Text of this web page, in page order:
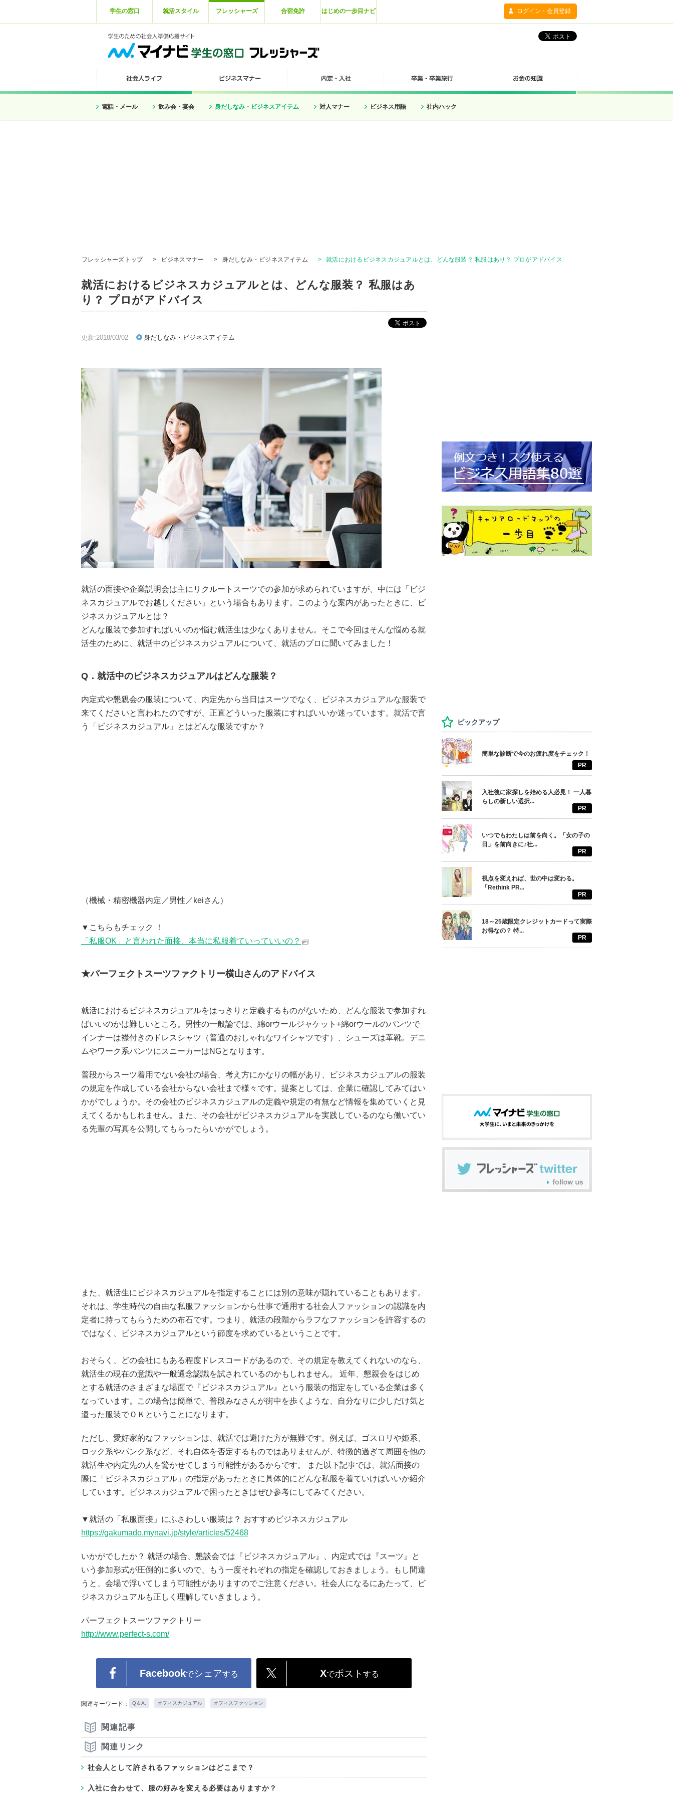
学生の窓口 就活スタイル フレッシャーズ 合宿免許 はじめの一歩目ナビ ログイン・会員登録
電話・メール 飲み会・宴会 身だしなみ・ビジネスアイテム 対人マナー ビジネス用語 社内ハック
フレッシャーズトップ > ビジネスマナー > 身だしなみ・ビジネスアイテム > 就活におけるビジネスカジュアルとは、どんな服装？ 私服はあり？ プロがアドバイス
就活におけるビジネスカジュアルとは、どんな服装？ 私服はあ
り？ プロがアドバイス
更新:2018/03/02 身だしなみ・ビジネスアイテム
就活の面接や企業説明会は主にリクルートスーツでの参加が求められていますが、中には「ビジ
ネスカジュアルでお越しください」という場合もあります。このような案内があったときに、ビ
ジネスカジュアルとは？
どんな服装で参加すればいいのか悩む就活生は少なくありません。そこで今回はそんな悩める就
活生のために、就活中のビジネスカジュアルについて、就活のプロに聞いてみました！
Q．就活中のビジネスカジュアルはどんな服装？
内定式や懇親会の服装について、内定先から当日はスーツでなく、ビジネスカジュアルな服装で
来てくださいと言われたのですが、正直どういった服装にすればいいか迷っています。就活で言
う「ビジネスカジュアル」とはどんな服装ですか？
（機械・精密機器内定／男性／keiさん）
▼こちらもチェック ！
「私服OK」と言われた面接、本当に私服着ていっていいの？
★パーフェクトスーツファクトリー横山さんのアドバイス
就活におけるビジネスカジュアルをはっきりと定義するものがないため、どんな服装で参加すれ
ばいいのかは難しいところ。男性の一般論では、綿orウールジャケット+綿orウールのパンツで
インナーは襟付きのドレスシャツ（普通のおしゃれなワイシャツです）、シューズは革靴。デニ
ムやワーク系パンツにスニーカーはNGとなります。
普段からスーツ着用でない会社の場合、考え方にかなりの幅があり、ビジネスカジュアルの服装
の規定を作成している会社からない会社まで様々です。提案としては、企業に確認してみてはい
かがでしょうか。その会社のビジネスカジュアルの定義や規定の有無など情報を集めていくと見
えてくるかもしれません。また、その会社がビジネスカジュアルを実践しているのなら働いてい
る先輩の写真を公開してもらったらいかがでしょう。
また、就活生にビジネスカジュアルを指定することには別の意味が隠れていることもあります。
それは、学生時代の自由な私服ファッションから仕事で通用する社会人ファッションの認識を内
定者に持ってもらうための布石です。つまり、就活の段階からラフなファッションを許容するの
ではなく、ビジネスカジュアルという節度を求めているということです。
おそらく、どの会社にもある程度ドレスコードがあるので、その規定を教えてくれないのなら、
就活生の現在の意識や一般通念認識を試されているのかもしれません。 近年、懇親会をはじめ
とする就活のさまざまな場面で『ビジネスカジュアル』という服装の指定をしている企業は多く
なっています。この場合は簡単で、普段みなさんが街中を歩くような、自分なりに少しだけ気と
遣った服装でＯＫということになります。
ただし、愛好家的なファッションは、就活では避けた方が無難です。例えば、ゴスロリや姫系、
ロック系やパンク系など、それ自体を否定するものではありませんが、特徴的過ぎて周囲を他の
就活生や内定先の人を驚かせてしまう可能性があるからです。 また以下記事では、就活面接の
際に「ビジネスカジュアル」の指定があったときに具体的にどんな私服を着ていけばいいか紹介
しています。ビジネスカジュアルで困ったときはぜひ参考にしてみてください。
▼就活の「私服面接」にふさわしい服装は？ おすすめビジネスカジュアル
https://gakumado.mynavi.jp/style/articles/52468
いかがでしたか？ 就活の場合、懇談会では『ビジネスカジュアル』、内定式では『スーツ』と
いう参加形式が圧倒的に多いので、もう一度それぞれの指定を確認しておきましょう。もし間違
うと、会場で浮いてしまう可能性がありますのでご注意ください。社会人になるにあたって、ビ
ジネスカジュアルも正しく理解していきましょう。
パーフェクトスーツファクトリー
http://www.perfect-s.com/
Facebookでシェアする Xでポスト する
関連キーワード： Q＆A. オフィスカジュアル オフィスファッション
関連記事
関連リンク
社会人として許されるファッションはどこまで？
入社に合わせて、服の好みを変える必要はありますか？
ピックアップ
簡単な診断で今のお疲れ度をチェック！
PR
入社後に家探しを始める人必見！ 一人暮
らしの新しい選択...
PR
いつでもわたしは前を向く。「女の子の
日」を前向きに♪社...
PR
視点を変えれば、世の中は変わる。
「Rethink PR...
PR
18～25歳限定クレジットカードって実際
お得なの？ 特...
PR